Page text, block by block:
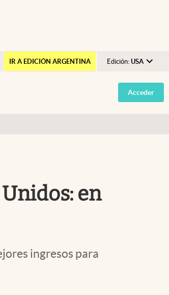
IR A EDICIÓN ARGENTINA Edición: USA
Argentina
España
Acceder
en
ingresos para